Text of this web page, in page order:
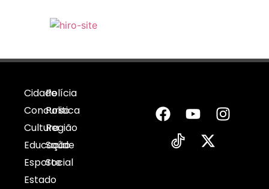
Cidade
Concurso
Cultura
Educação
Esporte
Estado
Polícia
Politica
Região
Saúde
Social